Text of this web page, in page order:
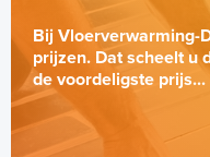
Bij Vloerverwarming-
prijzen. Dat scheelt u
de voordeligste prijs...